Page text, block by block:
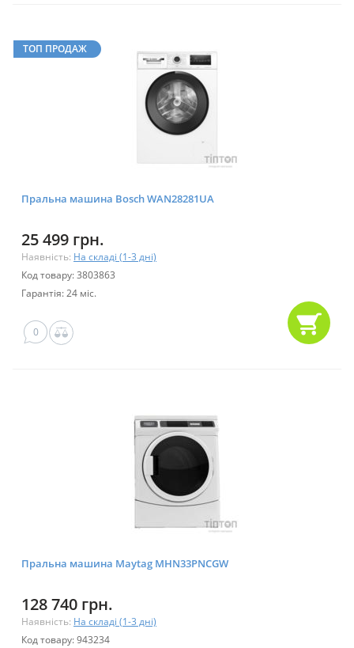
ТОП ПРОДАЖ
Пральна машина Bosch WAN28281UA
25 499 грн.
Наявність: На складі (1-3 дні)
Код товару: 3803863
Гарантія: 24 міс.
0
Пральна машина Maytag MHN33PNCGW
128 740 грн.
Наявність: На складі (1-3 дні)
Код товару: 943234